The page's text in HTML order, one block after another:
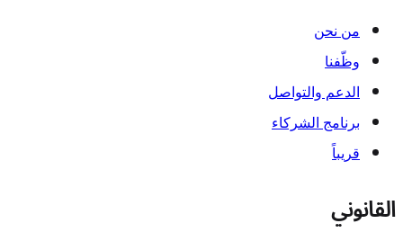
من نحن
وظّفنا
الدعم والتواصل
برنامج الشركاء
قريباً
القانوني